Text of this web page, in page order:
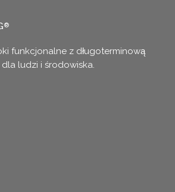
®
funkcjonalne z długoterminową
ludzi i środowiska.